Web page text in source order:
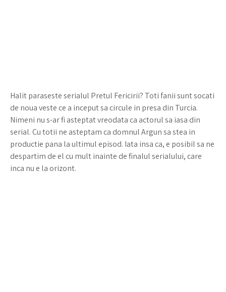
Halit paraseste serialul Pretul Fericirii? Toti fanii sunt socati
de noua veste ce a inceput sa circule in presa din Turcia.
Nimeni nu s-ar fi asteptat vreodata ca actorul sa iasa din
serial. Cu totii ne asteptam ca domnul Argun sa stea in
productie pana la ultimul episod. Iata insa ca, e posibil sa ne
despartim de el cu mult inainte de finalul serialului, care
inca nu e la orizont.